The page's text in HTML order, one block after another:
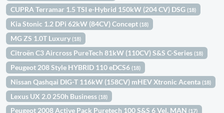
CUPRA Terramar 1.5 TSI e-Hybrid 150kW (204 CV) DSG(18)
Kia Stonic 1.2 DPi 62kW (84CV) Concept(18)
MG ZS 1.0T Luxury(18)
Citroën C3 Aircross PureTech 81kW (110CV) S&S C-Series(18)
Peugeot 208 Style HYBRID 110 eDCS6(18)
Nissan Qashqai DIG-T 116kW (158CV) mHEV Xtronic Acenta(18)
Lexus UX 2.0 250h Business(18)
Peugeot 2008 Active Pack Puretech 100 S&S 6 Vel. MAN(17)